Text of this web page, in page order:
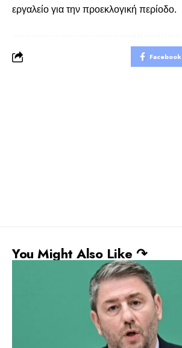
εργαλείο για την προεκλογική περίοδο.
Facebook
You Might Also Like ↷